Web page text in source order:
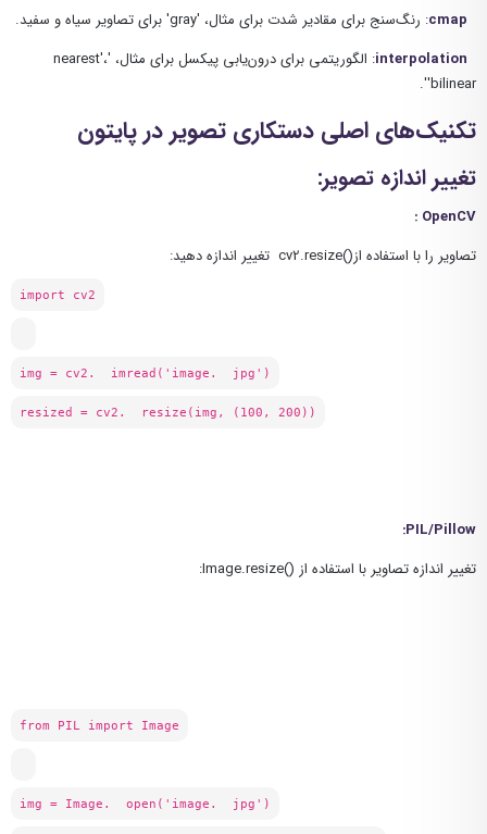
cmap: رنگ‌سنج برای مقادیر شدت برای مثال، 'gray' برای تصاویر سیاه و سفید.
interpolation
: الگوریتمی برای درون‌یابی پیکسل برای مثال، 'nearest'،
'bilinear'.
تکنیک‌های اصلی دستکاری تصویر در پایتون
تغییر اندازه تصویر:
OpenCV
:
تصاویر را با استفاده از()cv2.resize تغییر اندازه دهید:
import cv2
img = cv2. imread('image. jpg')
resized = cv2. resize(img, (100, 200))
PIL/Pillow
:
تغییر اندازه تصاویر با استفاده از ()Image.resize:
from PIL import Image
img = Image. open('image. jpg')